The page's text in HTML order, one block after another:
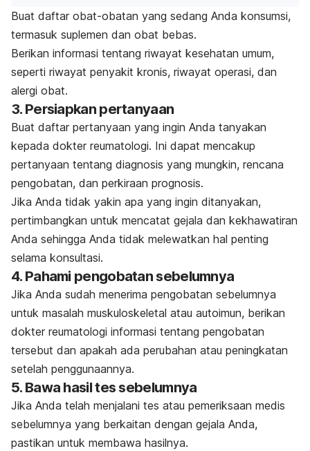
Buat daftar obat-obatan yang sedang Anda konsumsi,
termasuk suplemen dan obat bebas.
Berikan informasi tentang riwayat kesehatan umum,
seperti riwayat penyakit kronis, riwayat operasi, dan
alergi obat.
3. Persiapkan pertanyaan
Buat daftar pertanyaan yang ingin Anda tanyakan
kepada dokter reumatologi. Ini dapat mencakup
pertanyaan tentang diagnosis yang mungkin, rencana
pengobatan, dan perkiraan prognosis.
Jika Anda tidak yakin apa yang ingin ditanyakan,
pertimbangkan untuk mencatat gejala dan kekhawatiran
Anda sehingga Anda tidak melewatkan hal penting
selama konsultasi.
4. Pahami pengobatan sebelumnya
Jika Anda sudah menerima pengobatan sebelumnya
untuk masalah muskuloskeletal atau autoimun, berikan
dokter reumatologi informasi tentang pengobatan
tersebut dan apakah ada perubahan atau peningkatan
setelah penggunaannya.
5. Bawa hasil tes sebelumnya
Jika Anda telah menjalani tes atau pemeriksaan medis
sebelumnya yang berkaitan dengan gejala Anda,
pastikan untuk membawa hasilnya.